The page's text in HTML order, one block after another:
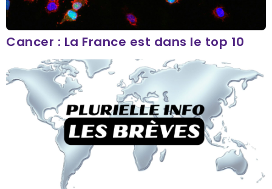
Cancer : La France est dans le top 10